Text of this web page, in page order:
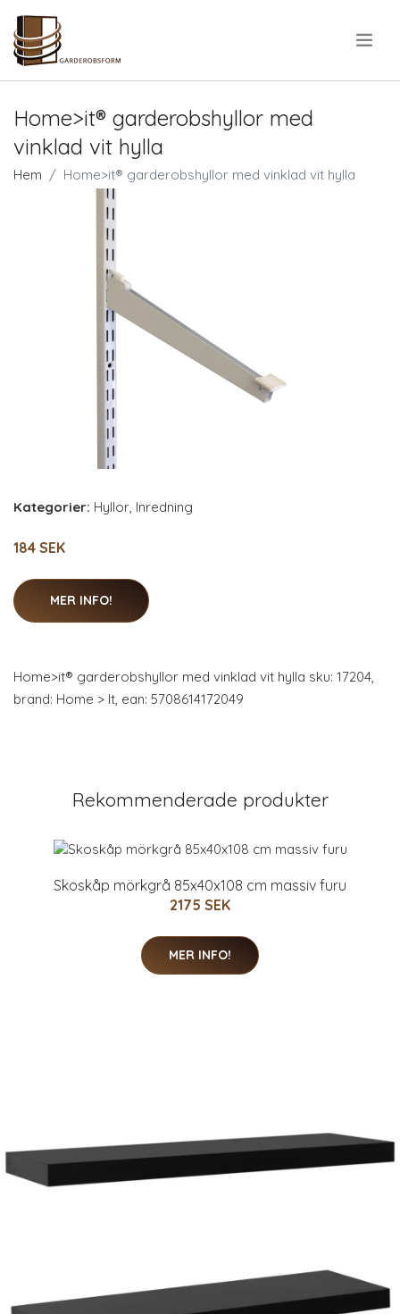
Home>it® garderobshyllor med
vinklad vit hylla
Hem Home>it® garderobshyllor med vinklad vit hylla
Kategorier: Hyllor Inredning
184 SEK
MER INFO!
Home>it® garderobshyllor med vinklad vit hylla sku: 17204,
brand: Home > It, ean: 5708614172049
Rekommenderade produkter
Skoskåp mörkgrå 85x40x108 cm massiv furu
2175 SEK
MER INFO!